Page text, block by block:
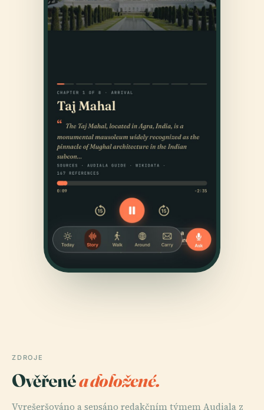
ZDROJE
Ověřenéa doložené.
Vyrešeršováno a sepsáno redakčním týmem Audiala z